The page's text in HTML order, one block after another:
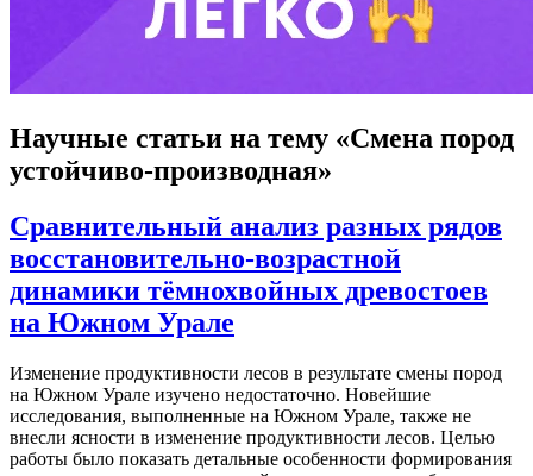
Научные статьи на тему «Смена пород
устойчиво-производная»
Сравнительный анализ разных рядов
восстановительно-возрастной
динамики тёмнохвойных древостоев
на Южном Урале
Изменение продуктивности лесов в результате смены пород
на Южном Урале изучено недостаточно. Новейшие
исследования, выполненные на Южном Урале, также не
внесли ясности в изменение продуктивности лесов. Целью
работы было показать детальные особенности формирования